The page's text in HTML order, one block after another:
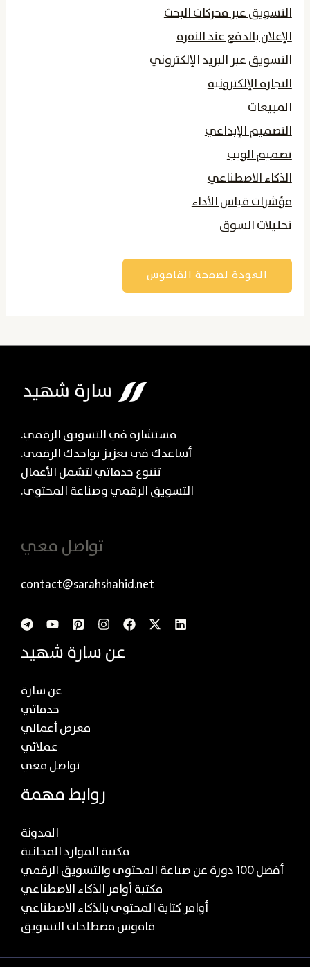
التسويق عبر محركات البحث
الإعلان بالدفع عند النقرة
التسويق عبر البريد الإلكتروني
التجارة الإلكترونية
المبيعات
التصميم الإبداعي
تصميم الويب
الذكاء الاصطناعي
مؤشرات قياس الأداء
تحليلات السوق
العودة لصفحة القاموس
مستشارة في التسويق الرقمي.
أساعدك في تعزيز تواجدك الرقمي.
تتنوع خدماتي لتشمل الأعمال
التسويق الرقمي وصناعة المحتوى.
تواصل معي
contact@sarahshahid.net
عن سارة شهيد
عن سارة
خدماتي
معرض أعمالي
عملائي
تواصل معي
روابط مهمة
المدونة
مكتبة الموارد المجانية
أفضل 100 دورة عن صناعة المحتوى والتسويق الرقمي
مكتبة أوامر الذكاء الاصطناعي
أوامر كتابة المحتوى بالذكاء الاصطناعي
قاموس مصطلحات التسويق